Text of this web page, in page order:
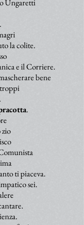
Ungaretti
la colite.
e il Corriere.
bene
.
zio
ti piaceva.
sei.